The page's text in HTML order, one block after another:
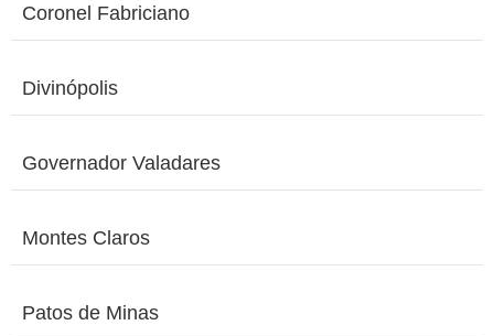
Coronel Fabriciano
Divinópolis
Governador Valadares
Montes Claros
Patos de Minas